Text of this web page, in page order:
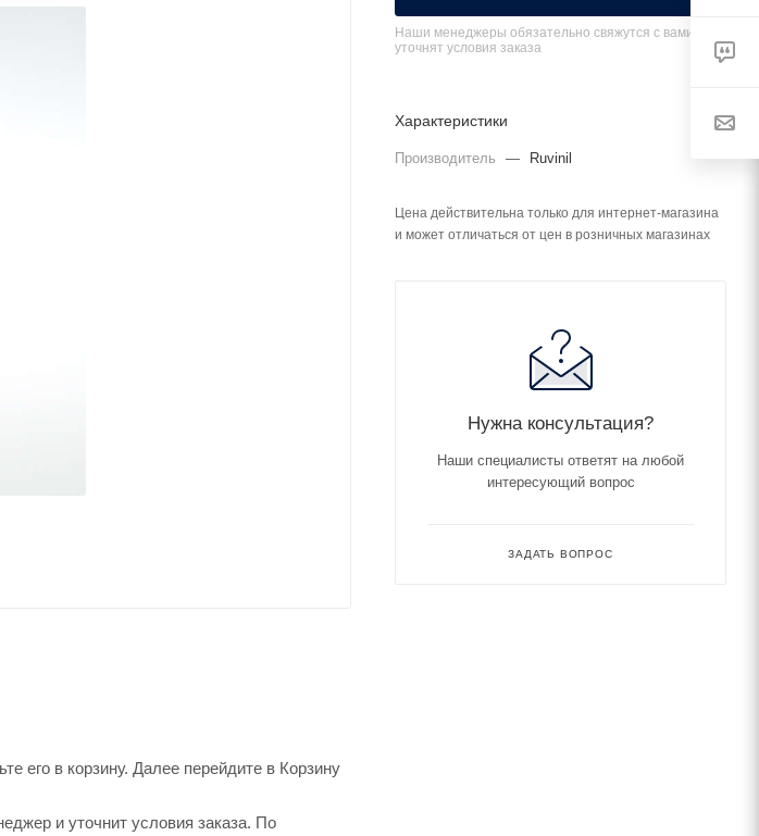
его в корзину. Далее перейдите в Корзину
и уточнит условия заказа. По
Наши менеджеры обязательно свяжутся с вами и
уточнят условия заказа
Характеристики
Производитель — Ruvinil
Цена действительна только для интернет-магазина
и может отличаться от цен в розничных магазинах
Нужна консультация?
Наши специалисты ответят на любой
интересующий вопрос
ЗАДАТЬ ВОПРОС